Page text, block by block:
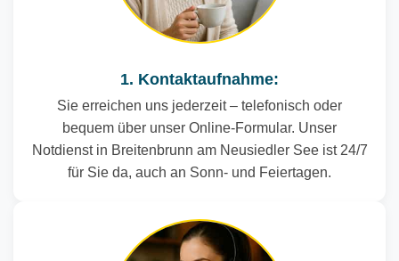
1. Kontaktaufnahme:
Sie erreichen uns jederzeit – telefonisch oder
bequem über unser Online-Formular. Unser
Notdienst in Breitenbrunn am Neusiedler See ist 24/7
für Sie da, auch an Sonn- und Feiertagen.